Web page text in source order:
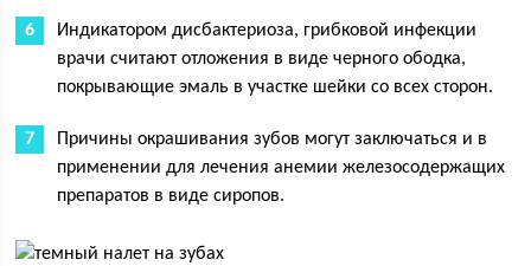
Индикатором дисбактериоза, грибковой инфекции
врачи считают отложения в виде черного ободка,
покрывающие эмаль в участке шейки со всех сторон.
Причины окрашивания зубов могут заключаться и в
применении для лечения анемии железосодержащих
препаратов в виде сиропов.